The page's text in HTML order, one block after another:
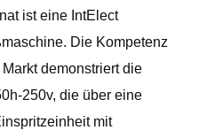
ist eine IntElect
Die Kompetenz
demonstriert die
250v, die über eine
mit